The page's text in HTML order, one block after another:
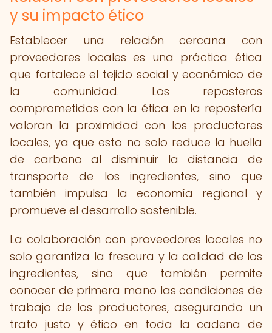
y su impacto ético
Establecer una relación cercana con
proveedores locales es una práctica ética
que fortalece el tejido social y económico de
la comunidad. Los reposteros
comprometidos con la ética en la repostería
valoran la proximidad con los productores
locales, ya que esto no solo reduce la huella
de carbono al disminuir la distancia de
transporte de los ingredientes, sino que
también impulsa la economía regional y
promueve el desarrollo sostenible.
La colaboración con proveedores locales no
solo garantiza la frescura y la calidad de los
ingredientes, sino que también permite
conocer de primera mano las condiciones de
trabajo de los productores, asegurando un
trato justo y ético en toda la cadena de